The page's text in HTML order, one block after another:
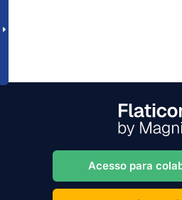
Acesso para